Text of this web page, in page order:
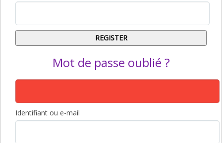
Mot de passe oublié ?
Identifiant ou e-mail